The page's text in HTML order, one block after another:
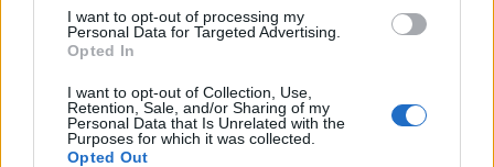
I want to opt-out of processing my
Personal Data for Targeted Advertising.
Opted In
I want to opt-out of Collection, Use,
Retention, Sale, and/or Sharing of my
Personal Data that Is Unrelated with the
Purposes for which it was collected.
Opted Out
compagni dalla panchina troppo a lungo.
Redazione Fantacalcio.it